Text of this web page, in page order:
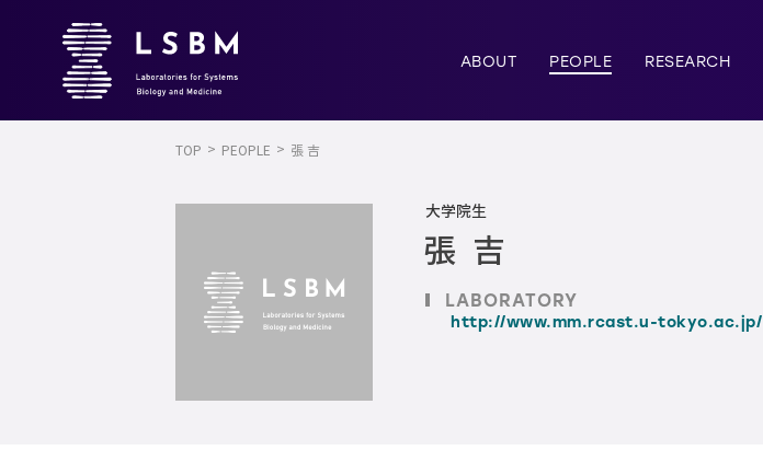
ABOUT PEOPLE RESEARCH
TOP PEOPLE 張 吉
大学院生
張 吉
LABORATORY
http://www.mm.rcast.u-tokyo.ac.jp/